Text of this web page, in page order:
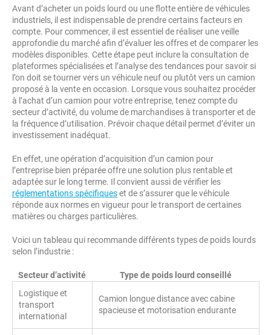
Avant d’acheter un poids lourd ou une flotte entière de véhicules
industriels, il est indispensable de prendre certains facteurs en
compte. Pour commencer, il est essentiel de réaliser une veille
approfondie du marché afin d’évaluer les offres et de comparer les
modèles disponibles. Cette étape peut inclure la consultation de
plateformes spécialisées et l’analyse des tendances pour savoir si
l’on doit se tourner vers un véhicule neuf ou plutôt vers un camion
proposé à la vente en occasion. Lorsque vous souhaitez procéder
à l’achat d’un camion pour votre entreprise, tenez compte du
secteur d’activité, du volume de marchandises à transporter et de
la fréquence d’utilisation. Prévoir chaque détail permet d’éviter un
investissement inadéquat.
En effet, une opération d’acquisition d’un camion pour
l’entreprise bien préparée offre une solution plus rentable et
adaptée sur le long terme. Il convient aussi de vérifier les
réglementations spécifiqueset de s’assurer que le véhicule
réponde aux normes en vigueur pour le transport de certaines
matières ou charges particulières.
Voici un tableau qui recommande différents types de poids lourds
selon l’industrie :
Secteur d’activité
Type de poids lourd conseillé
Logistique et
transport
international
Camion longue distance avec cabine
spacieuse et motorisation endurante